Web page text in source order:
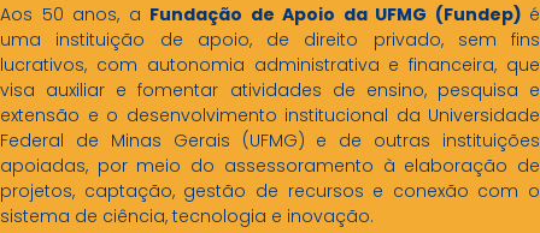
Aos 50 anos, a Fundação de Apoio da UFMG (Fundep) é
uma instituição de apoio, de direito privado, sem fins
lucrativos, com autonomia administrativa e financeira, que
visa auxiliar e fomentar atividades de ensino, pesquisa e
extensão e o desenvolvimento institucional da Universidade
Federal de Minas Gerais (UFMG) e de outras instituições
apoiadas, por meio do assessoramento à elaboração de
projetos, captação, gestão de recursos e conexão com o
sistema de ciência, tecnologia e inovação.